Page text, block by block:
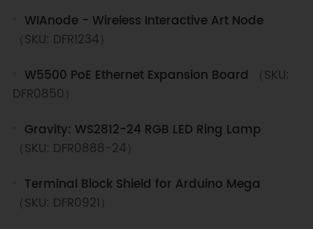
WIAnode - Wireless Interactive Art Node
（SKU: DFR1234）
W5500 PoE Ethernet Expansion Board
（SKU:
DFR0850）
Gravity: WS2812-24 RGB LED Ring Lamp
（SKU: DFR0888-24）
Terminal Block Shield for Arduino Mega
（SKU: DFR0921）